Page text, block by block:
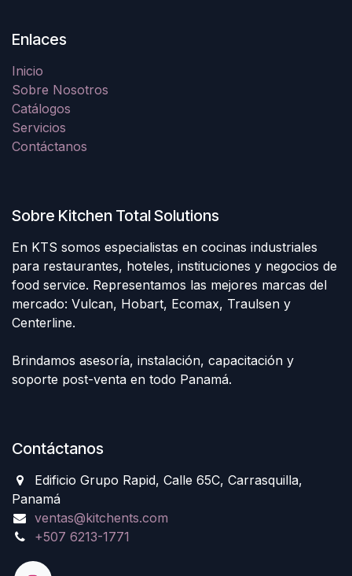
Enlaces
Inicio
Sobre Nosotros
Catálogos
Servicios
Contáctanos
Sobre Kitchen Total Solutions
En KTS somos especialistas en cocinas industriales
para restaurantes, hoteles, instituciones y negocios de
food service. Representamos las mejores marcas del
mercado: Vulcan, Hobart, Ecomax, Traulsen y
Centerline.
Brindamos asesoría, instalación, capacitación y
soporte post-venta en todo Panamá.
Contáctanos
Edificio Grupo Rapid, Calle 65C, Carrasquilla,
Panamá
ventas@kitchents.com
+507 6213-1771